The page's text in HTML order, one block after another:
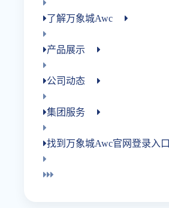
了解万象城awc
产品展示
公司动态
集团服务
找到万象城awc官网登录入口